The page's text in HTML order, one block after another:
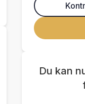
Du kan